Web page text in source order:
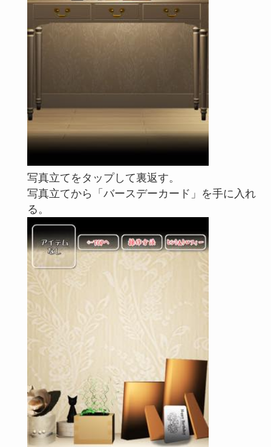
写真立てをタップして裏返す。
写真立てから「バースデーカード」を手に入れ
る。